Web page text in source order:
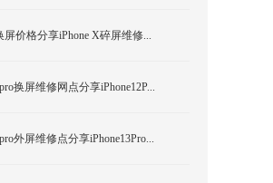
屏价格分享iPhone X碎屏维修...
换屏维修网点分享iPhone12P...
外屏维修点分享iPhone13Pro...